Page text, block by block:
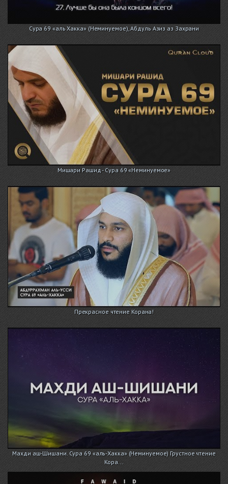
Сура 69 «аль Хакка» (Неминуемое), Абдуль Азиз аз Захрани
Мишари Рашид - Сура 69 «Неминуемое»
Прекрасное чтение Корана!
Махди аш-Шишани. Сура 69 «аль-Хакка» (Неминуемое) Грустное чтение
Кора...